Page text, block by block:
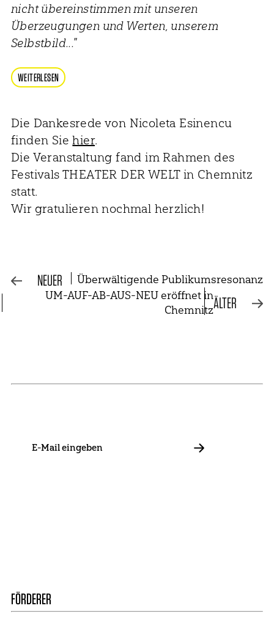
nicht übereinstimmen mit unseren
Überzeugungen und Werten, unserem
Selbstbild..."
WEITERLESEN
Die Dankesrede von Nicoleta Esinencu
finden Siehier.
Die Veranstaltung fand im Rahmen des
Festivals THEATER DER WELT in Chemnitz
statt.
Wir gratulieren nochmal herzlich!
NEUER
Überwältigende Publikums­resonanz
UM-AUF-AB-AUS-NEU eröffnet in
ChemnitzÄLTER
FÖRDERER